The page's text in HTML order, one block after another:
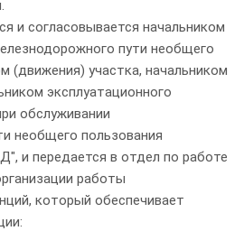
и согласовывается начальником
пути необщего
(движения) участка, начальником
эксплуатационного
обслуживании
необщего пользования
и передается в отдел по работе
работы
который обеспечивает